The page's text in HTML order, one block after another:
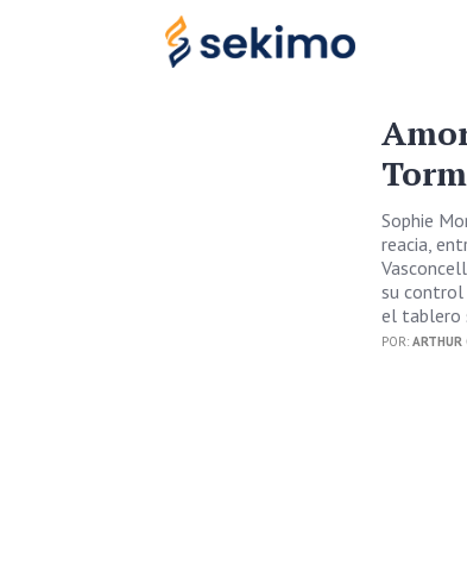
Sophie
reacia,
su control
el tablero
POR:ARTHUR